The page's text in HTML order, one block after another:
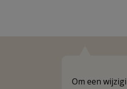
Om een